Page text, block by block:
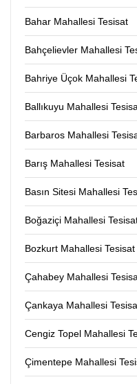
Bahar Mahallesi Tesisat
Bahçelievler Mahallesi
Bahriye Üçok Mahallesi
Ballıkuyu Mahallesi
Barbaros Mahallesi
Barış Mahallesi Tesisat
Basın Sitesi Mahallesi
Boğaziçi Mahallesi
Bozkurt Mahallesi Tesisat
Çahabey Mahallesi
Çankaya Mahallesi
Cengiz Topel Mahallesi
Çimentepe Mahallesi